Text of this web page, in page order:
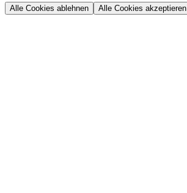
Alle Cookies ablehnen Alle Cookies akzeptieren